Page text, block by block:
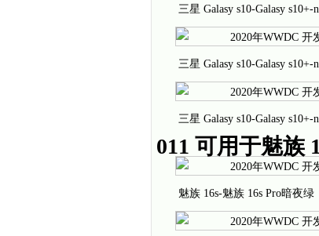
三星 Galasy s10-Galasy s10+-
三星 Galasy s10-Galasy s10+-
三星 Galasy s10-Galasy s10+-
011 可用于魅族
魅族 16s-魅族 16s Pro暗夜绿